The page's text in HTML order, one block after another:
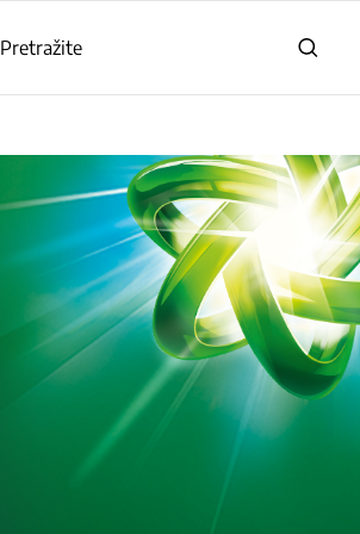
Pretražite